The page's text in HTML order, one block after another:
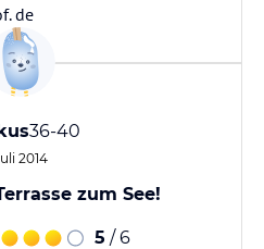
de
36-40
2014
zum See!
5 / 6